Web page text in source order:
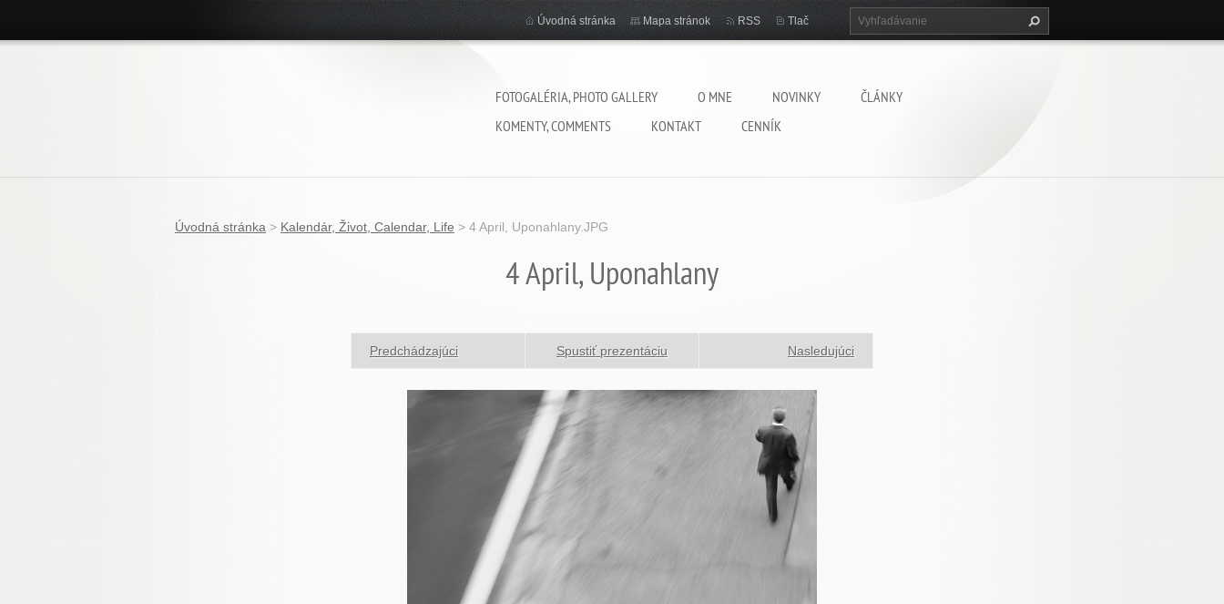
FOTOGALÉRIA, PHOTO GALLERY O MNE NOVINKY
ČLÁNKY
KOMENTY, COMMENTS
KONTAKT CENNÍK
Úvodná stránka Mapa stránok RSS Tlač
Úvodná stránka > Kalendár, Život, Calendar, Life > 4 April, Uponahlany.JPG
4 April, Uponahlany
Predchádzajúci Spustiť prezentáciu Nasledujúci